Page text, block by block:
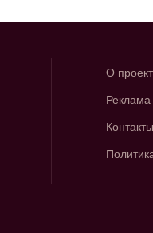
О
Реклама
Контакты